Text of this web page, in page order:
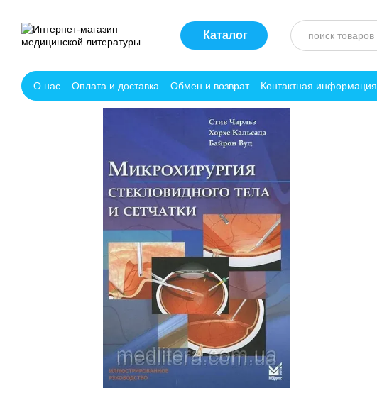
Каталог
О нас Оплата и доставка Обмен и возврат Контактная информация